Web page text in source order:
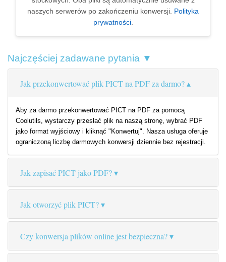
naszych serwerów po zakończeniu konwersji. Polityka
prywatności.
Najczęściej zadawane pytania ▼
Jak przekonwertować plik PICT na PDF za darmo?
Aby za darmo przekonwertować PICT na PDF za pomocą
Coolutils, wystarczy przesłać plik na naszą stronę, wybrać PDF
jako format wyjściowy i kliknąć "Konwertuj". Nasza usługa oferuje
ograniczoną liczbę darmowych konwersji dziennie bez rejestracji.
Jak zapisać PICT jako PDF?
Jak otworzyć plik PICT?
Czy konwersja plików online jest bezpieczna?